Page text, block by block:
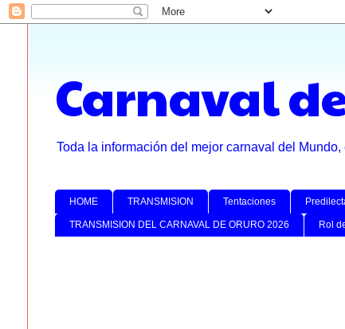
Carnaval
Toda la información del mejor carnaval del
HOME TRANSMISION Tentaciones
TRANSMISION DEL CARNAVAL DE ORURO 2026 Rol